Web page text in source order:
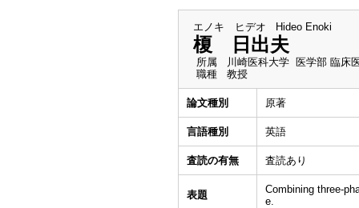
エノキ ヒデオ Hideo Enoki
榎 日出夫
所属
川崎医科大学 医学部 臨床
職種
教授
論文種別 原著
言語種別 英語
査読の有無 査読あり
表題
Combining three-
e.